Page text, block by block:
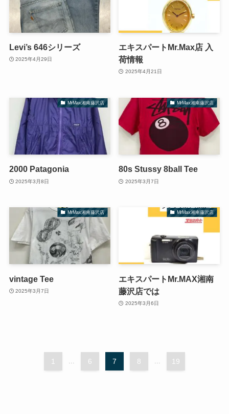
Levi’s 646シリーズ
2025年4月29日
エキスパートMr.Max店 入
荷情報
2025年4月21日
MrMax湘南藤沢店
2000 Patagonia
2025年3月8日
MrMax湘南藤沢店
80s Stussy 8ball Tee
2025年3月7日
MrMax湘南藤沢店
vintage Tee
2025年3月7日
MrMax湘南藤沢店
エキスパートMr.MAX湘南
藤沢店では
2025年3月6日
1 ... 6 7 8 ... 19